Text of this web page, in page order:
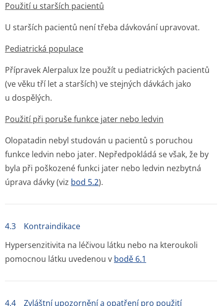
Použití u starších pacientů
U starších pacientů není třeba dávkování upravovat.
Pediatrická populace
Přípravek Alerpalux lze použít u pediatrických pacientů
(ve věku tří let a starších) ve stejných dávkách jako
u dospělých.
Použití při poruše funkce jater nebo ledvin
Olopatadin nebyl studován u pacientů s poruchou
funkce ledvin nebo jater. Nepředpokládá se však, že by
byla při poškozené funkci jater nebo ledvin nezbytná
úprava dávky (viz bod 5.2).
4.3 Kontraindikace
Hypersenzitivita na léčivou látku nebo na kteroukoli
pomocnou látku uvedenou v bodě 6.1
4.4 Zvláštní upozornění a opatření pro použití